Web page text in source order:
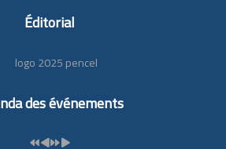
Éditorial
des événements